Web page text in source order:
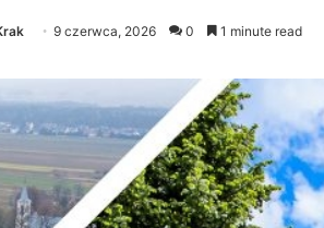
9 czerwca, 2026 0 1 minute read